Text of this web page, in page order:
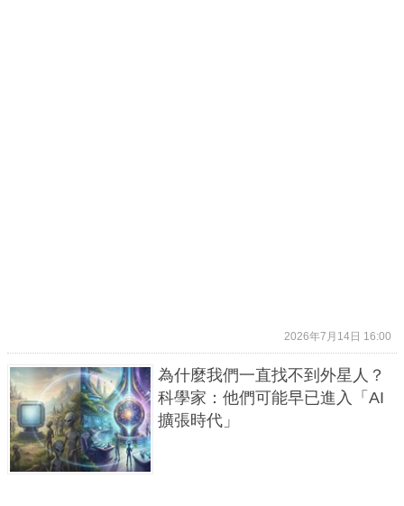
2026年7月14日 16:00
為什麼我們一直找不到外星人？
科學家：他們可能早已進入「AI
擴張時代」